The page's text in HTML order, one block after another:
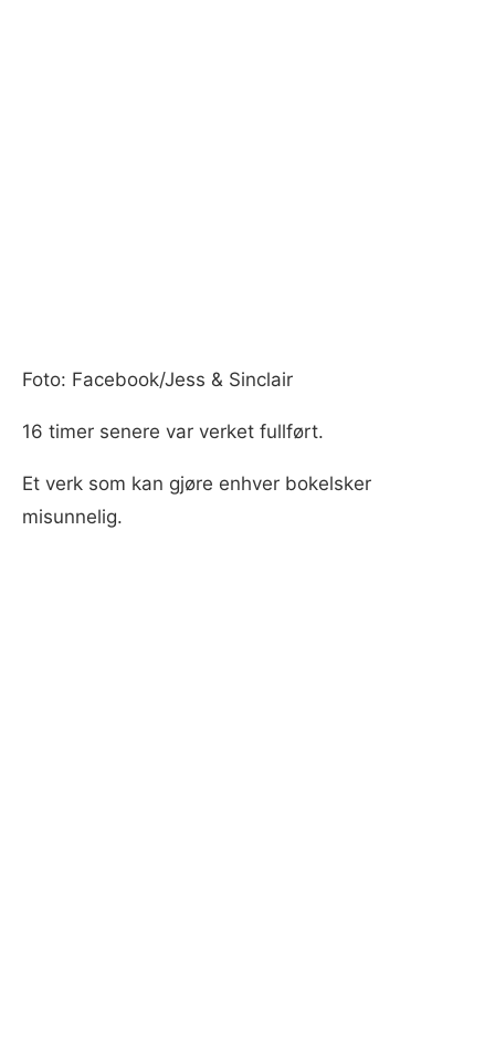
Foto: Facebook/Jess & Sinclair
16 timer senere var verket fullført.
Et verk som kan gjøre enhver bokelsker
misunnelig.